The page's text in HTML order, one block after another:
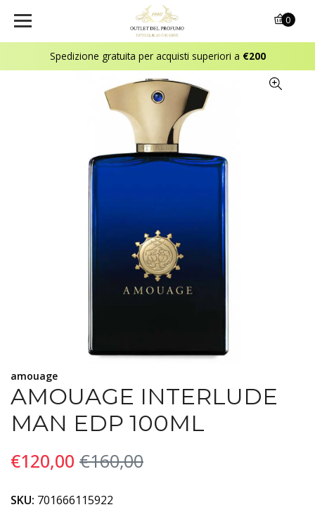
Spedizione gratuita per acquisti superiori a €200
0
amouage
AMOUAGE INTERLUDE
MAN EDP 100ML
€120,00 €160,00
SKU: 701666115922